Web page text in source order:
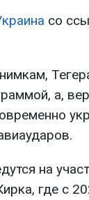
со
а,
на
где с